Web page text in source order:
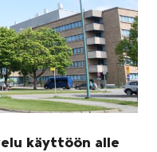
käyttöön alle